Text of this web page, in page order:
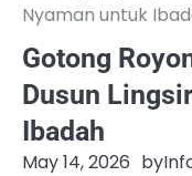
Nyaman untuk
Gotong
Dusun
Ibadah
May 14, 2026 by